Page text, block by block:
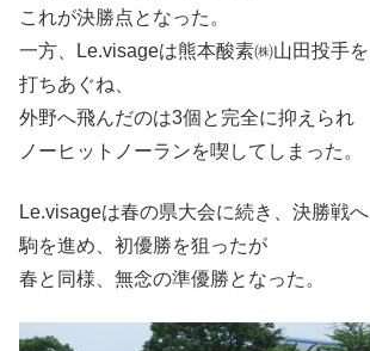
これが決勝点となった。
一方、Le.visageは熊本酸素㈱山田投手を
打ちあぐね、
外野へ飛んだのは3個と完全に抑えられ
ノーヒットノーランを喫してしまった。
Le.visageは春の県大会に続き、決勝戦へ
駒を進め、初優勝を狙ったが
春と同様、無念の準優勝となった。